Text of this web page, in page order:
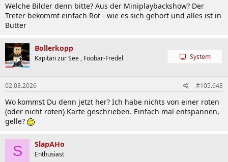
Welche Bilder denn bitte? Aus der Miniplaybackshow? Der
Treter bekommt einfach Rot - wie es sich gehört und alles ist in
Butter
Bollerkopp
Kapitän zur See , Foobar-Fredel System
02.03.2026 #105.643
Wo kommst Du denn jetzt her? Ich habe nichts von einer roten
(oder nicht roten) Karte geschrieben. Einfach mal entspannen,
gelle?
S SlapAHo
Enthusiast